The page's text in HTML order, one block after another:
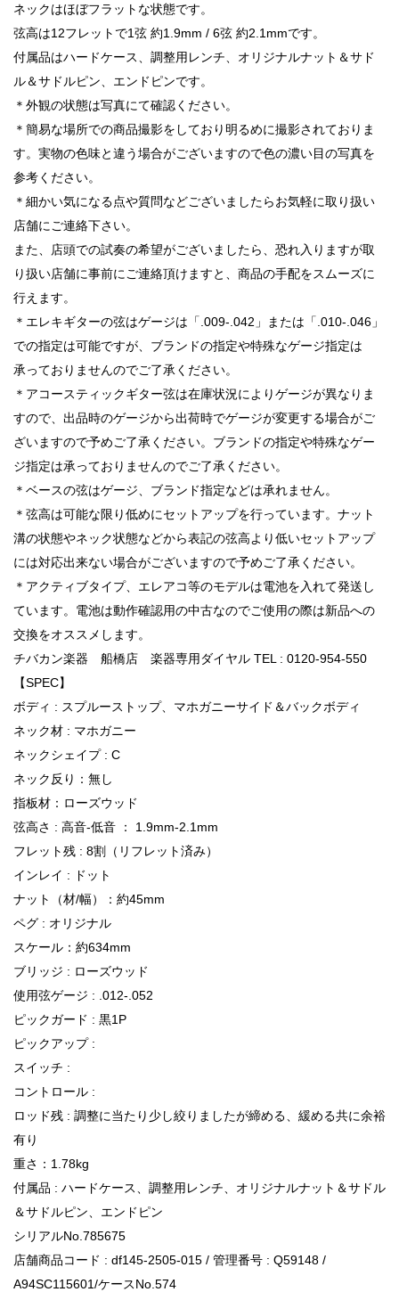
ネックはほぼフラットな状態です。
弦高は12フレットで1弦 約1.9mm / 6弦 約2.1mmです。
付属品はハードケース、調整用レンチ、オリジナルナット＆サド
ル＆サドルピン、エンドピンです。
＊外観の状態は写真にて確認ください。
＊簡易な場所での商品撮影をしており明るめに撮影されておりま
す。実物の色味と違う場合がございますので色の濃い目の写真を
参考ください。
＊細かい気になる点や質問などございましたらお気軽に取り扱い
店舗にご連絡下さい。
また、店頭での試奏の希望がございましたら、恐れ入りますが取
り扱い店舗に事前にご連絡頂けますと、商品の手配をスムーズに
行えます。
＊エレキギターの弦はゲージは「.009-.042」または「.010-.046」
での指定は可能ですが、ブランドの指定や特殊なゲージ指定は
承っておりませんのでご了承ください。
＊アコースティックギター弦は在庫状況によりゲージが異なりま
すので、出品時のゲージから出荷時でゲージが変更する場合がご
ざいますので予めご了承ください。ブランドの指定や特殊なゲー
ジ指定は承っておりませんのでご了承ください。
＊ベースの弦はゲージ、ブランド指定などは承れません。
＊弦高は可能な限り低めにセットアップを行っています。ナット
溝の状態やネック状態などから表記の弦高より低いセットアップ
には対応出来ない場合がございますので予めご了承ください。
＊アクティブタイプ、エレアコ等のモデルは電池を入れて発送し
ています。電池は動作確認用の中古なのでご使用の際は新品への
交換をオススメします。
チバカン楽器 船橋店 楽器専用ダイヤル TEL : 0120-954-550
【SPEC】
ボディ : スプルーストップ、マホガニーサイド＆バックボディ
ネック材 : マホガニー
ネックシェイプ : C
ネック反り：無し
指板材：ローズウッド
弦高さ : 高音-低音 ： 1.9mm-2.1mm
フレット残 : 8割（リフレット済み）
インレイ : ドット
ナット（材/幅）：約45mm
ペグ : オリジナル
スケール：約634mm
ブリッジ : ローズウッド
使用弦ゲージ : .012-.052
ピックガード : 黒1P
ピックアップ :
スイッチ :
コントロール :
ロッド残 : 調整に当たり少し絞りましたが締める、緩める共に余裕
有り
重さ：1.78kg
付属品 : ハードケース、調整用レンチ、オリジナルナット＆サドル
＆サドルピン、エンドピン
シリアルNo.785675
店舗商品コード : df145-2505-015 / 管理番号 : Q59148 /
A94SC115601/ケースNo.574